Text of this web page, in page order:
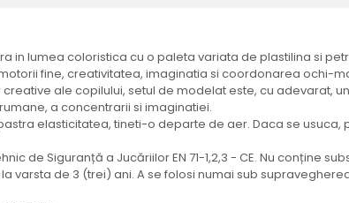
in lumea coloristica cu o paleta variata de plastilina si
fine, creativitatea, imaginatia si coordonarea ochi-
ale copilului, setul de modelat este, cu adevarat,
a concentrarii si imaginatiei.
elasticitatea, tineti-o departe de aer. Daca se
de Siguranță a Jucăriilor EN 71-1,2,3 - CE. Nu conține
varsta de 3 (trei) ani. A se folosi numai sub